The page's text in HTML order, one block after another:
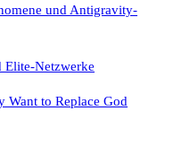
und Antigravity-
Elite-Netzwerke
Want to Replace God